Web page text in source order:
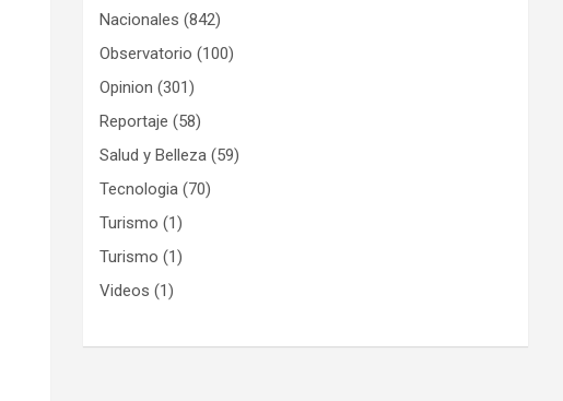
Nacionales (842)
Observatorio (100)
Opinion (301)
Reportaje (58)
Salud y Belleza (59)
Tecnologia (70)
Turismo (1)
Turismo (1)
Videos (1)